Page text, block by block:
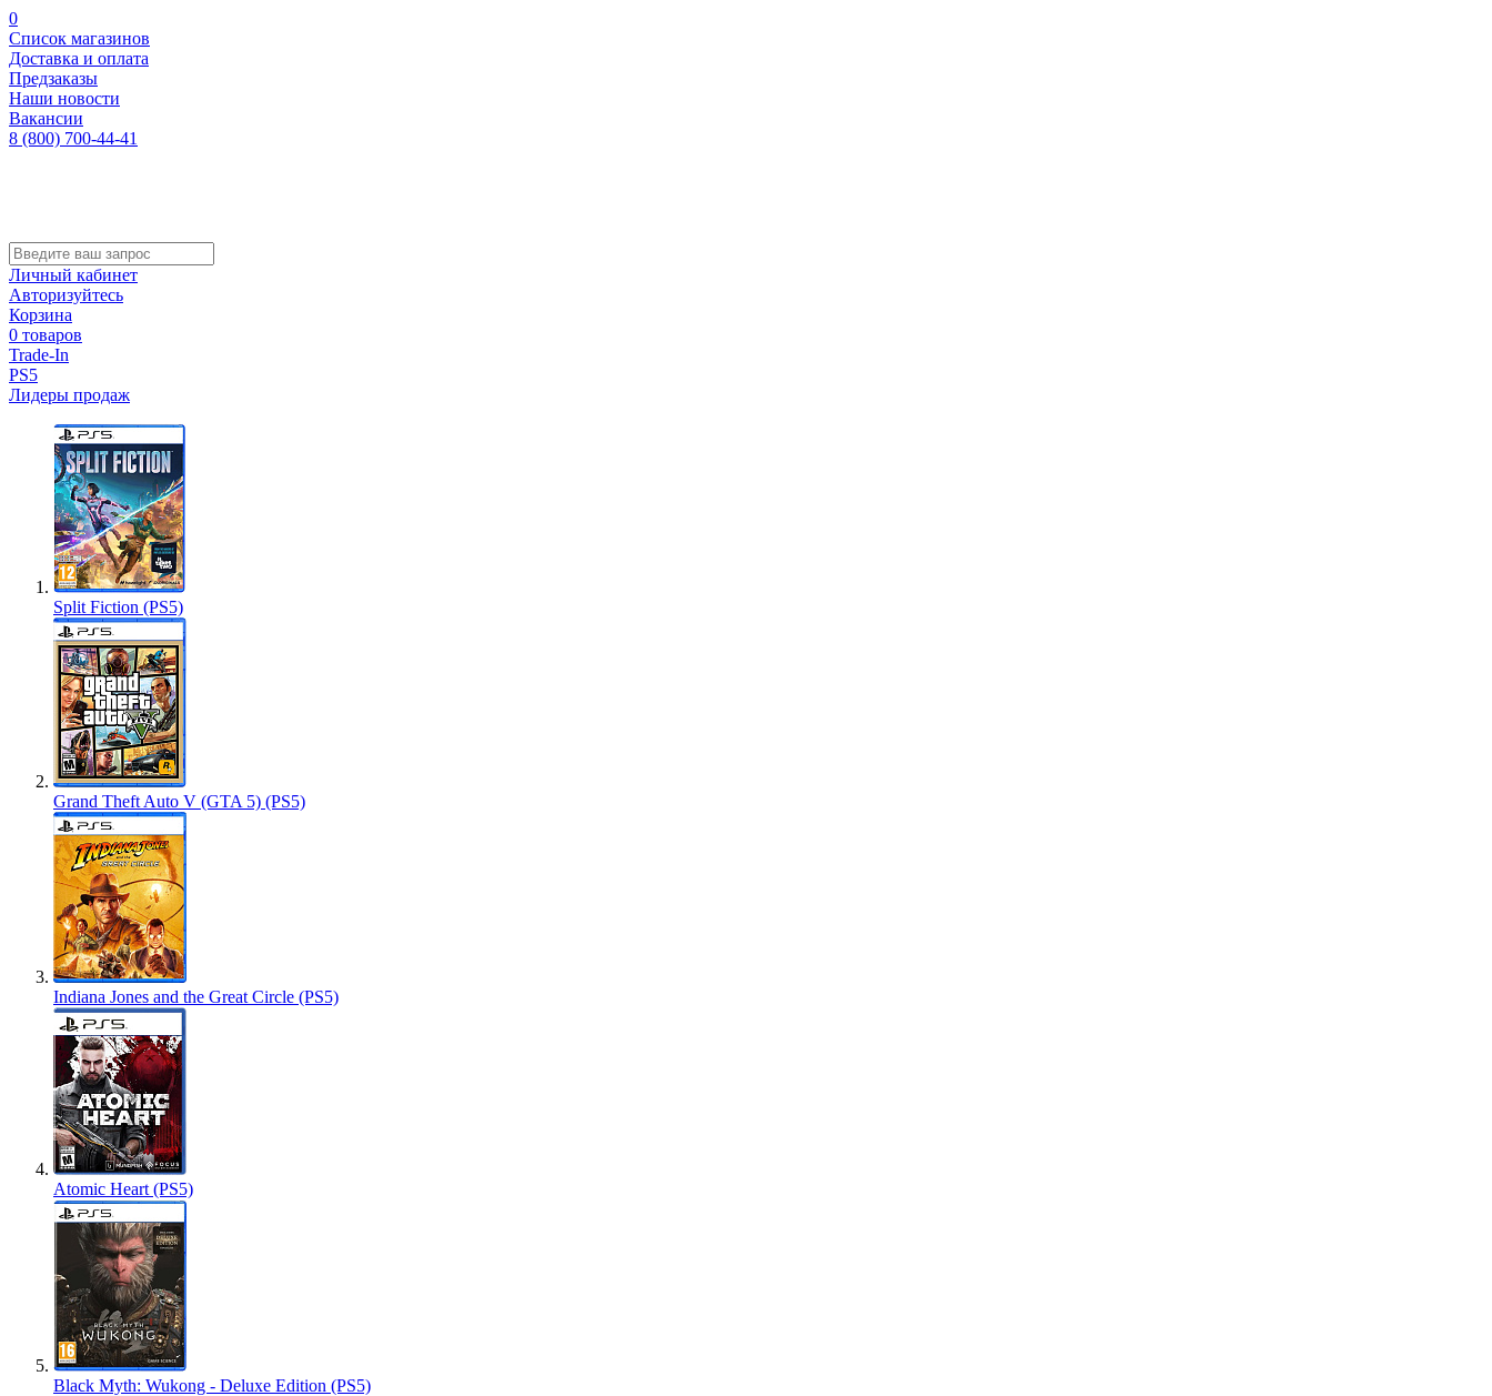
0
Список магазинов
Доставка и оплата
Предзаказы
Наши новости
Вакансии
8 (800) 700-44-41
Личный кабинет
Авторизуйтесь
Корзина
0 товаров
Trade-In
PS5
Лидеры продаж
Split Fiction (PS5)
Grand Theft Auto V (GTA 5) (PS5)
Indiana Jones and the Great Circle (PS5)
Atomic Heart (PS5)
Black Myth: Wukong - Deluxe Edition (PS5)